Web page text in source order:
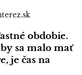
obdobie.
sa malo mať
je čas na